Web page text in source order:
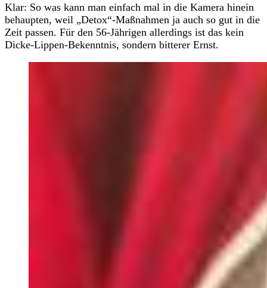
Klar: So was kann man einfach mal in die Kamera hinein
behaupten, weil „Detox“-Maßnahmen ja auch so gut in die
Zeit passen. Für den 56-Jährigen allerdings ist das kein
Dicke-Lippen-Bekenntnis, sondern bitterer Ernst.